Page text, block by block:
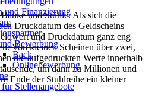
und Finanzierung
Bewerbung
Back
Onlinebewerbung
Stellenangebote
und Stühle. Als sich die
Druckdatum des Geldscheins
und Druckdatum ganz eng
Von kleinen Scheinen über zwei,
die aufgedruckten Werte innerhalb
um dann zu Millionen und
Ende der Stuhlreihe ein kleiner